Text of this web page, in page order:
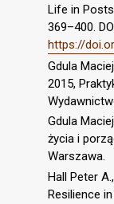
Life in
369–400.
https://
Gdula
2015,
Gdula
życia i
Warszawa.
Hall Peter
Resilience